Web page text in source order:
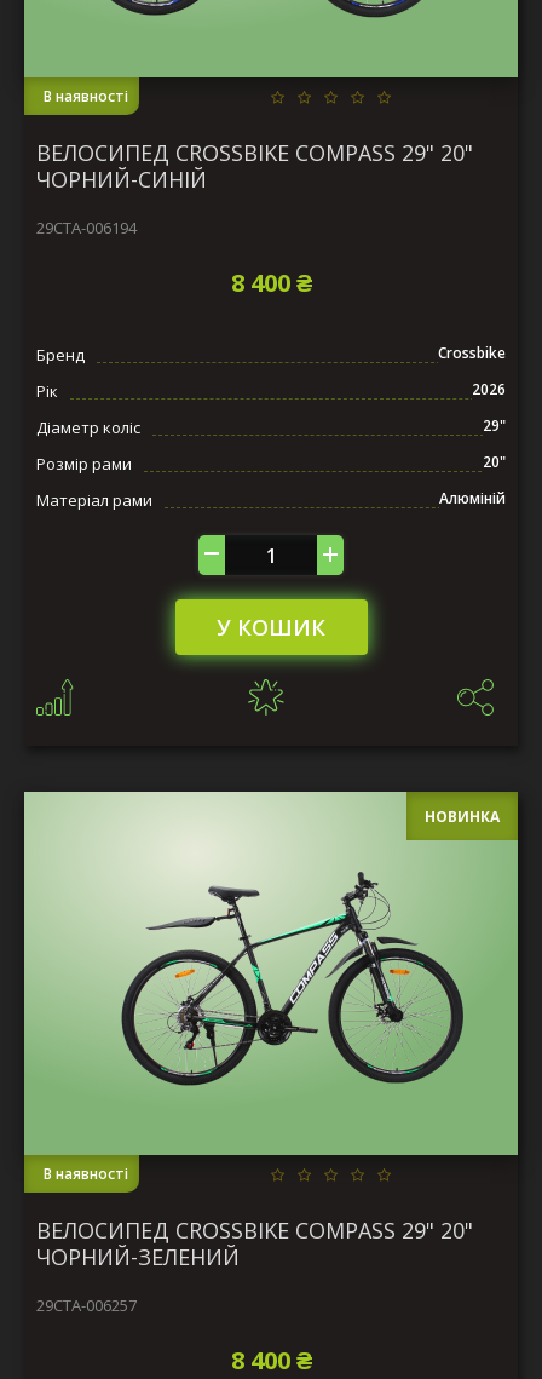
В наявності
ВЕЛОСИПЕД CROSSBIKE COMPASS 29" 20"
ЧОРНИЙ-СИНІЙ
29СTA-006194
8 400 ₴
Бренд Crossbike
Рік 2026
Діаметр коліс 29"
Розмір рами 20"
Матеріал рами Алюміній
У КОШИК
НОВИНКА
В наявності
ВЕЛОСИПЕД CROSSBIKE COMPASS 29" 20"
ЧОРНИЙ-ЗЕЛЕНИЙ
29СTA-006257
8 400 ₴